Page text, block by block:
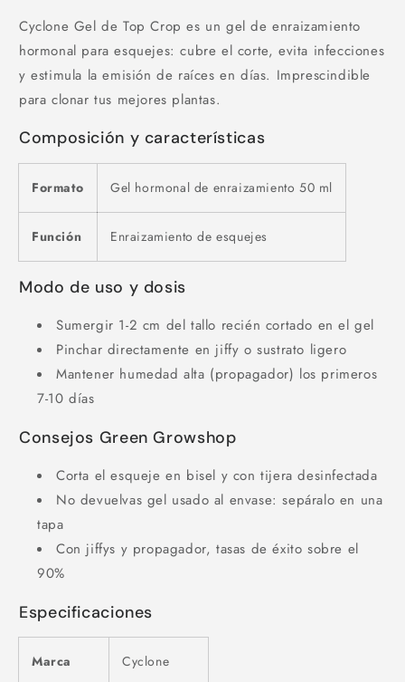
Cyclone Gel de Top Crop es un gel de enraizamiento
hormonal para esquejes: cubre el corte, evita infecciones
y estimula la emisión de raíces en días. Imprescindible
para clonar tus mejores plantas.
Composición y características
Formato Gel hormonal de enraizamiento 50 ml
Función Enraizamiento de esquejes
Modo de uso y dosis
Sumergir 1-2 cm del tallo recién cortado en el gel
Pinchar directamente en jiffy o sustrato ligero
Mantener humedad alta (propagador) los primeros
7-10 días
Consejos Green Growshop
Corta el esqueje en bisel y con tijera desinfectada
No devuelvas gel usado al envase: sepáralo en una
tapa
Con jiffys y propagador, tasas de éxito sobre el
90%
Especificaciones
Marca Cyclone